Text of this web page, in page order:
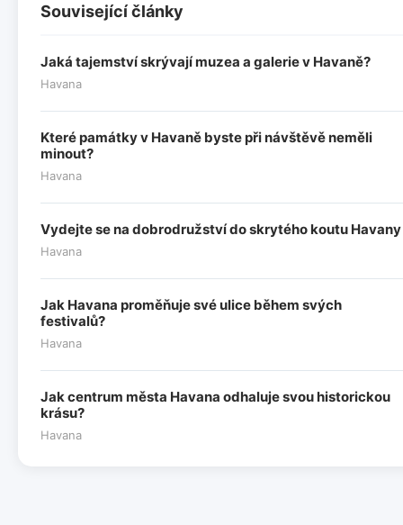
Související články
Jaká tajemství skrývají muzea a galerie v Havaně?
Havana
Které památky v Havaně byste při návštěvě neměli
minout?
Havana
Vydejte se na dobrodružství do skrytého koutu Havany
Havana
Jak Havana proměňuje své ulice během svých
festivalů?
Havana
Jak centrum města Havana odhaluje svou historickou
krásu?
Havana